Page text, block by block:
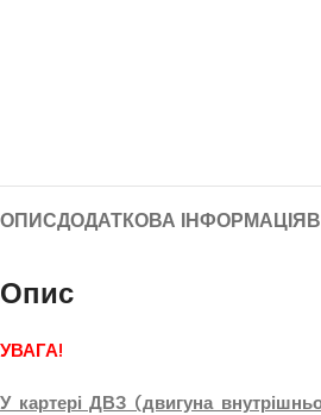
ОПИСДОДАТКОВА ІНФОРМАЦІЯ
Опис
УВАГА!
У картері ДВЗ (двигуна